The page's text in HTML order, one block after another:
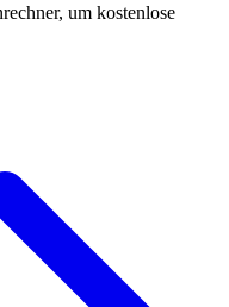
um kostenlose